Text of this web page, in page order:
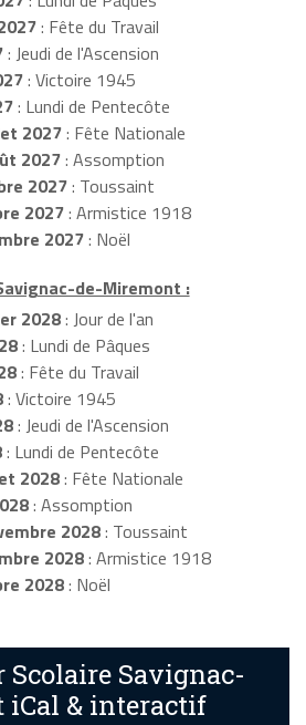
: Fête du Travail
: Jeudi de l'Ascension
: Victoire 1945
: Lundi de Pentecôte
2027: Fête Nationale
2027: Assomption
2027: Toussaint
2027: Armistice 1918
2027: Noël
de-Miremont :
2028: Jour de l'an
: Lundi de Pâques
: Fête du Travail
: Victoire 1945
: Jeudi de l'Ascension
: Lundi de Pentecôte
2028: Fête Nationale
: Assomption
2028: Toussaint
2028: Armistice 1918
2028: Noël
Scolaire Savignac-
iCal & interactif